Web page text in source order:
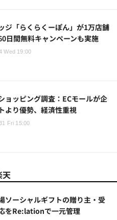
ジ「らくらくーぽん」が1万店舗
日間無料キャンペーンも実施
Wed 19:00
ョッピング調査：ECモールが企
より優勢、経済性重視
Fri 15:00
天
ソーシャルギフトの贈り主・受
をRe:lationで一元管理